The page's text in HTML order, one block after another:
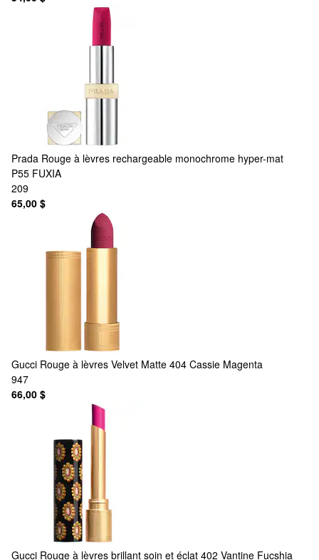
Prada Rouge à lèvres rechargeable monochrome hyper-mat
P55 FUXIA
209
65,00 $
Gucci Rouge à lèvres Velvet Matte 404 Cassie Magenta
947
66,00 $
Gucci Rouge à lèvres brillant soin et éclat 402 Vantine Fucshia